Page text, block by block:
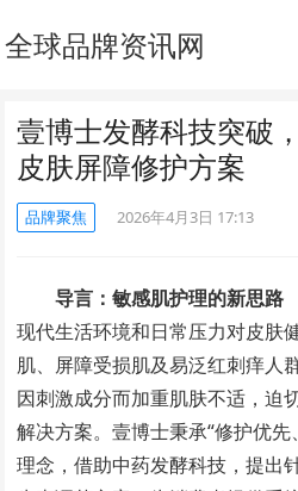
全球品牌资讯网
壹博士发酵科技突破
皮肤屏障修护方案
品牌聚焦 2026年4月3日 17:13
导言：敏感肌护理的新思路
现代生活环境和日常压力对皮肤
肌、屏障受损肌及易泛红刺痒人
因刺激成分而加重肌肤不适，迫
解决方案。壹博士秉承“修护优
理念，借助中药发酵科技，提出